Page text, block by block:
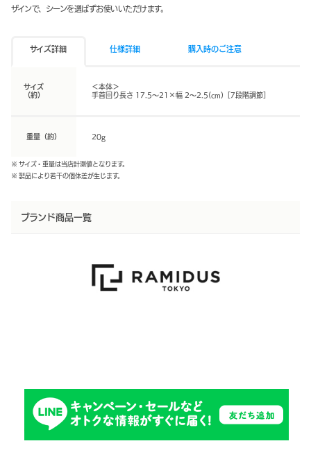
ザインで、シーンを選ばずお使いいただけます。
サイズ詳細 仕様詳細 購入時のご注意
サイズ
（約）
＜本体＞
手首回り長さ 17.5～21×幅 2～2.5(cm)［7段階調節］
重量（約） 20g
※ サイズ・重量は当店計測値となります。
※ 製品により若干の個体差が生じます。
ブランド商品一覧